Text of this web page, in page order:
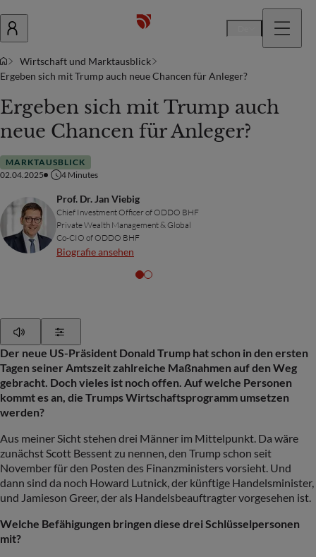
Wirtschaft und Marktausblick
Ergeben sich mit Trump auch neue Chancen für Anleger?
Ergeben sich mit Trump auch
neue Chancen für Anleger?
MARKTAUSBLICK
02.04.2025
4 Minutes
Prof. Dr. Jan Viebig
Chief Investment Officer of ODDO BHF
Private Wealth Management & Global
Co-CIO of ODDO BHF
Biografie ansehen
Der neue US-Präsident Donald Trump hat schon in den ersten
Tagen seiner Amtszeit zahlreiche Maßnahmen auf den Weg
gebracht. Doch vieles ist noch offen. Auf welche Personen
kommt es an, die Trumps Wirtschaftsprogramm umsetzen
werden?
Aus meiner Sicht stehen drei Männer im Mittelpunkt. Da wäre
zunächst Scott Bessent zu nennen, den Trump schon seit
November für den Posten des Finanzministers vorsieht. Und
dann sind da noch Howard Lutnick, der künftige Handelsminister,
und Jamieson Greer, der als Handelsbeauftragter vorgesehen ist.
Welche Befähigungen bringen diese drei Schlüsselpersonen
mit?